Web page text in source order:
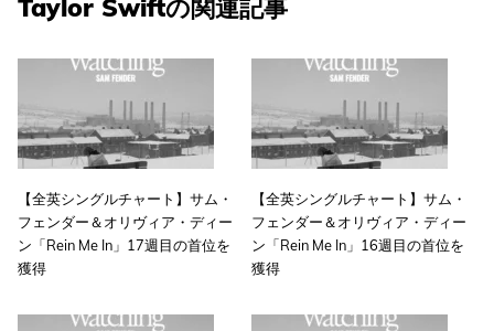
Taylor Swiftの関連記事
【全英シングルチャート】サム・
フェンダー＆オリヴィア・ディー
ン「Rein Me In」17週目の首位を
獲得
【全英シングルチャート】サム・
フェンダー＆オリヴィア・ディー
ン「Rein Me In」16週目の首位を
獲得